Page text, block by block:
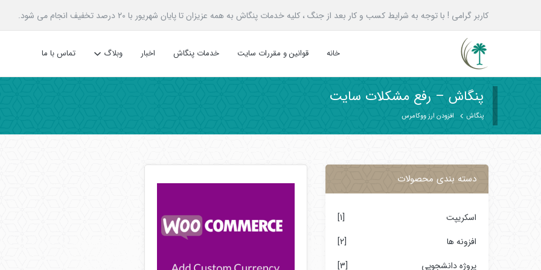
کاربر گرامی ! با توجه به شرایط کسب و کار بعد از جنگ ، کلیه خدمات پنگاش به همه عزیزان تا پایان شهریور با 20 درصد تخفیف انجام می شود.
خانه قوانین و مقررات سایت خدمات پنگاش اخبار وبلاگ تماس با ما
پنگاش – رفع مشکلات سایت
پنگاش افزودن ارز ووکامرس
دسته بندی محصولات
اسکریپت
[1]
افزونه ها
[2]
پروژه دانشجویی
[3]